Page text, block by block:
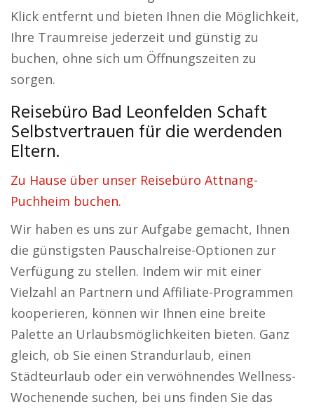
Klick entfernt und bieten Ihnen die Möglichkeit,
Ihre Traumreise jederzeit und günstig zu
buchen, ohne sich um Öffnungszeiten zu
sorgen.
Reisebüro Bad Leonfelden Schaft
Selbstvertrauen für die werdenden
Eltern.
Zu Hause über unser Reisebüro Attnang-
Puchheim buchen.
Wir haben es uns zur Aufgabe gemacht, Ihnen
die günstigsten Pauschalreise-Optionen zur
Verfügung zu stellen. Indem wir mit einer
Vielzahl an Partnern und Affiliate-Programmen
kooperieren, können wir Ihnen eine breite
Palette an Urlaubsmöglichkeiten bieten. Ganz
gleich, ob Sie einen Strandurlaub, einen
Städteurlaub oder ein verwöhnendes Wellness-
Wochenende suchen, bei uns finden Sie das